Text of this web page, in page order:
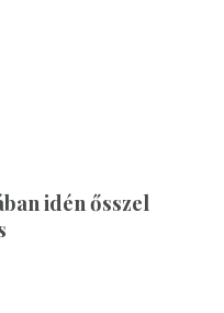
idén ősszel